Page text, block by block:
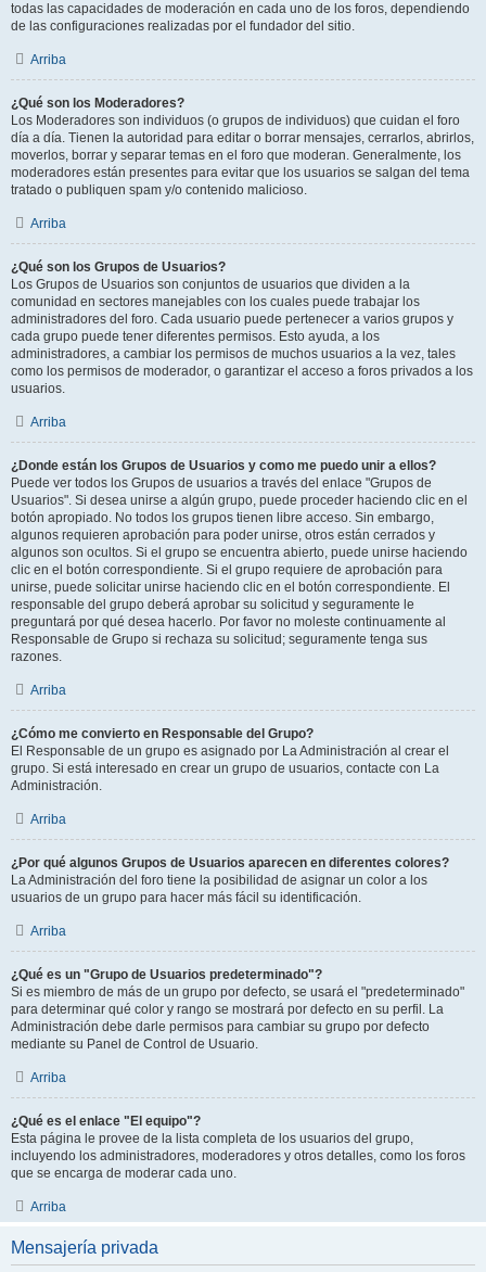
todas las capacidades de moderación en cada uno de los foros, dependiendo
de las configuraciones realizadas por el fundador del sitio.
Arriba
¿Qué son los Moderadores?
Los Moderadores son individuos (o grupos de individuos) que cuidan el foro
día a día. Tienen la autoridad para editar o borrar mensajes, cerrarlos, abrirlos,
moverlos, borrar y separar temas en el foro que moderan. Generalmente, los
moderadores están presentes para evitar que los usuarios se salgan del tema
tratado o publiquen spam y/o contenido malicioso.
Arriba
¿Qué son los Grupos de Usuarios?
Los Grupos de Usuarios son conjuntos de usuarios que dividen a la
comunidad en sectores manejables con los cuales puede trabajar los
administradores del foro. Cada usuario puede pertenecer a varios grupos y
cada grupo puede tener diferentes permisos. Esto ayuda, a los
administradores, a cambiar los permisos de muchos usuarios a la vez, tales
como los permisos de moderador, o garantizar el acceso a foros privados a los
usuarios.
Arriba
¿Donde están los Grupos de Usuarios y como me puedo unir a ellos?
Puede ver todos los Grupos de usuarios a través del enlace "Grupos de
Usuarios". Si desea unirse a algún grupo, puede proceder haciendo clic en el
botón apropiado. No todos los grupos tienen libre acceso. Sin embargo,
algunos requieren aprobación para poder unirse, otros están cerrados y
algunos son ocultos. Si el grupo se encuentra abierto, puede unirse haciendo
clic en el botón correspondiente. Si el grupo requiere de aprobación para
unirse, puede solicitar unirse haciendo clic en el botón correspondiente. El
responsable del grupo deberá aprobar su solicitud y seguramente le
preguntará por qué desea hacerlo. Por favor no moleste continuamente al
Responsable de Grupo si rechaza su solicitud; seguramente tenga sus
razones.
Arriba
¿Cómo me convierto en Responsable del Grupo?
El Responsable de un grupo es asignado por La Administración al crear el
grupo. Si está interesado en crear un grupo de usuarios, contacte con La
Administración.
Arriba
¿Por qué algunos Grupos de Usuarios aparecen en diferentes colores?
La Administración del foro tiene la posibilidad de asignar un color a los
usuarios de un grupo para hacer más fácil su identificación.
Arriba
¿Qué es un "Grupo de Usuarios predeterminado"?
Si es miembro de más de un grupo por defecto, se usará el "predeterminado"
para determinar qué color y rango se mostrará por defecto en su perfil. La
Administración debe darle permisos para cambiar su grupo por defecto
mediante su Panel de Control de Usuario.
Arriba
¿Qué es el enlace "El equipo"?
Esta página le provee de la lista completa de los usuarios del grupo,
incluyendo los administradores, moderadores y otros detalles, como los foros
que se encarga de moderar cada uno.
Arriba
Mensajería privada